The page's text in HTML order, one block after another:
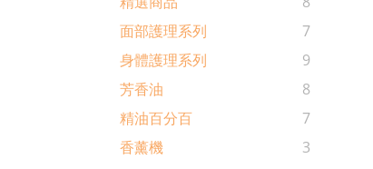
面部護理系列
7
身體護理系列
9
芳香油
8
精油百分百
7
香薰機
3